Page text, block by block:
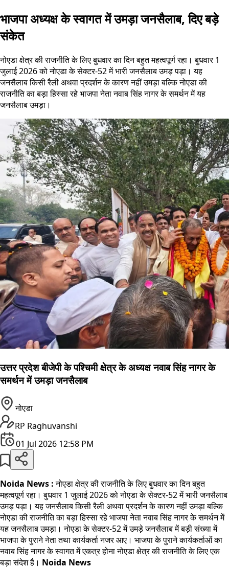
भाजपा अध्यक्ष के स्वागत में उमड़ा जनसैलाब, दिए बड़े
संकेत
नोएडा क्षेत्र की राजनीति के लिए बुधवार का दिन बहुत महत्वपूर्ण रहा। बुधवार 1
जुलाई 2026 को नोएडा के सेक्टर-52 में भारी जनसैलाब उमड़ पड़ा। यह
जनसैलाब किसी रैली अथवा प्रदर्शन के कारण नहीं उमड़ा बल्कि नोएडा की
राजनीति का बड़ा हिस्सा रहे भाजपा नेता नवाब सिंह नागर के समर्थन में यह
जनसैलाब उमड़ा।
उत्तर प्रदेश बीजेपी के पश्चिमी क्षेत्र के अध्यक्ष नवाब सिंह नागर के
समर्थन में उमड़ा जनसैलाब
नोएडा
RP Raghuvanshi
01 Jul 2026 12:58 PM
Noida News :नोएडा क्षेत्र की राजनीति के लिए बुधवार का दिन बहुत
महत्वपूर्ण रहा। बुधवार 1 जुलाई 2026 को नोएडा के सेक्टर-52 में भारी जनसैलाब
उमड़ पड़ा। यह जनसैलाब किसी रैली अथवा प्रदर्शन के कारण नहीं उमड़ा बल्कि
नोएडा की राजनीति का बड़ा हिस्सा रहे भाजपा नेता नवाब सिंह नागर के समर्थन में
यह जनसैलाब उमड़ा। नोएडा के सेक्टर-52 में उमड़े जनसैलाब में बड़ी संख्या में
भाजपा के पुराने नेता तथा कार्यकर्ता नजर आए। भाजपा के पुराने कार्यकर्ताओं का
नवाब सिंह नागर के स्वागत में एकत्र होना नोएडा क्षेत्र की राजनीति के लिए एक
बड़ा संदेश है। Noida News